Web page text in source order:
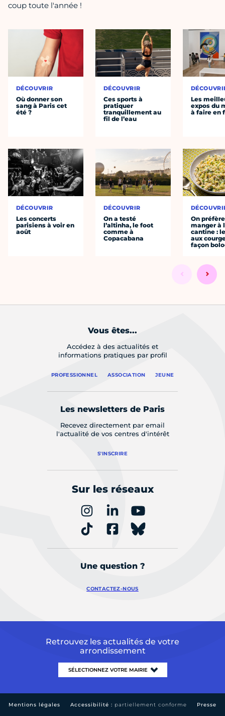
coup toute l'année !
DÉCOUVRIR
Où donner son
sang à Paris cet
été ?
DÉCOUVRIR
Les concerts
parisiens à voir en
août
DÉCOUVRIR
Ces sports à
pratiquer
tranquillement au
fil de l’eau
DÉCOUVRIR
On a testé
l’altinha, le foot
comme à
Copacabana
Les
expos du
à faire en
On préfère
manger à
cantine :
aux
façon
Vous êtes...
Accédez à des actualités et
informations pratiques par profil
PROFESSIONNEL ASSOCIATION JEUNE
Les newsletters de Paris
Recevez directement par email
l'actualité de vos centres d'intérêt
S'INSCRIRE
Sur les réseaux
Une question ?
CONTACTEZ-NOUS
Retrouvez les actualités de votre
arrondissement
Mentions légales Accessibilité : partiellement conforme Presse